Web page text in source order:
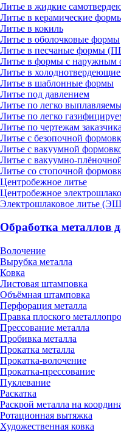
Литье в жидкие
Литье в керамические
Литье в кокиль
Литье в оболочковые формы
Литье в песчаные формы
Литье в формы с наружным
Литье в
Литье в шаблонные формы
Литье под давлением
Литье по легко
Литье по легко
Литье по чертежам заказчика
Литье с безопочной
Литье с вакуумной
Литье с вакуумно-
Литье со стопочной
Центробежное литье
Центробежное
Электрошлаковое литье
Обработка металлов
Волочение
Вырубка металла
Ковка
Листовая штамповка
Объёмная штамповка
Перфорация металла
Правка плоского
Прессование металла
Пробивка металла
Прокатка металла
Прокатка-волочение
Прокатка-прессование
Пуклевание
Раскатка
Раскрой металла на
Ротационная вытяжка
Художественная ковка